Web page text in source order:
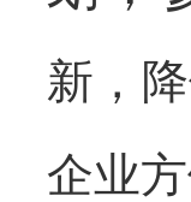
新，
企业